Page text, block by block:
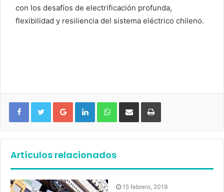
con los desafíos de electrificación profunda,
flexibilidad y resiliencia del sistema eléctrico chileno.
Google+ LinkedIn WhatsApp
Artículos relacionados
15 febrero, 2019